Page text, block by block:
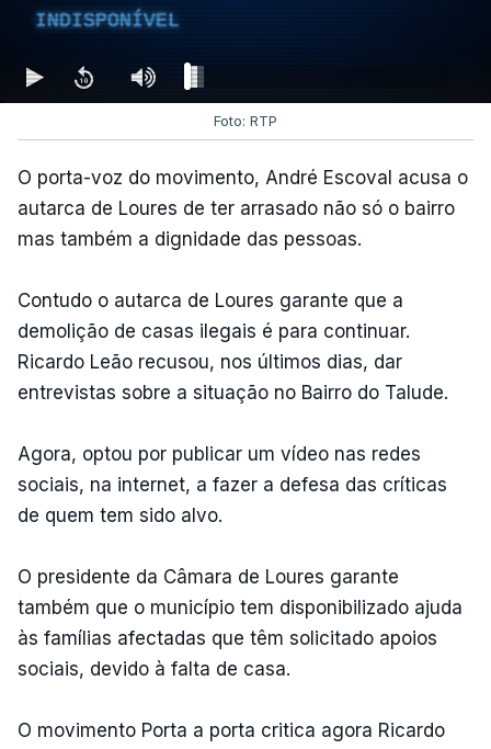
INDISPONÍVEL
Foto: RTP
O porta-voz do movimento, André Escoval acusa o
autarca de Loures de ter arrasado não só o bairro
mas também a dignidade das pessoas.
Contudo o autarca de Loures garante que a
demolição de casas ilegais é para continuar.
Ricardo Leão recusou, nos últimos dias, dar
entrevistas sobre a situação no Bairro do Talude.
Agora, optou por publicar um vídeo nas redes
sociais, na internet, a fazer a defesa das críticas
de quem tem sido alvo.
O presidente da Câmara de Loures garante
também que o município tem disponibilizado ajuda
às famílias afectadas que têm solicitado apoios
sociais, devido à falta de casa.
O movimento Porta a porta critica agora Ricardo